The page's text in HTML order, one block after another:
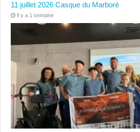
11 juillet 2026 Casque du Marboré
Il y a 1 semaine